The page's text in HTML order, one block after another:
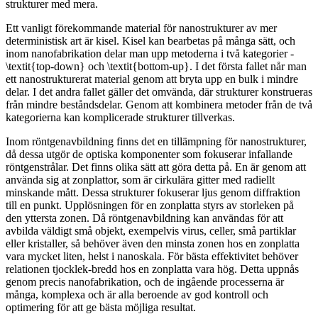
strukturer med mera.
Ett vanligt förekommande material för nanostrukturer av mer
deterministisk art är kisel. Kisel kan bearbetas på många sätt, och
inom nanofabrikation delar man upp metoderna i två kategorier -
\textit{top-down} och \textit{bottom-up}. I det första fallet når man
ett nanostrukturerat material genom att bryta upp en bulk i mindre
delar. I det andra fallet gäller det omvända, där strukturer konstrueras
från mindre beståndsdelar. Genom att kombinera metoder från de två
kategorierna kan komplicerade strukturer tillverkas.
Inom röntgenavbildning finns det en tillämpning för nanostrukturer,
då dessa utgör de optiska komponenter som fokuserar infallande
röntgenstrålar. Det finns olika sätt att göra detta på. En är genom att
använda sig at zonplattor, som är cirkulära gitter med radiellt
minskande mått. Dessa strukturer fokuserar ljus genom diffraktion
till en punkt. Upplösningen för en zonplatta styrs av storleken på
den yttersta zonen. Då röntgenavbildning kan användas för att
avbilda väldigt små objekt, exempelvis virus, celler, små partiklar
eller kristaller, så behöver även den minsta zonen hos en zonplatta
vara mycket liten, helst i nanoskala. För bästa effektivitet behöver
relationen tjocklek-bredd hos en zonplatta vara hög. Detta uppnås
genom precis nanofabrikation, och de ingående processerna är
många, komplexa och är alla beroende av god kontroll och
optimering för att ge bästa möjliga resultat.